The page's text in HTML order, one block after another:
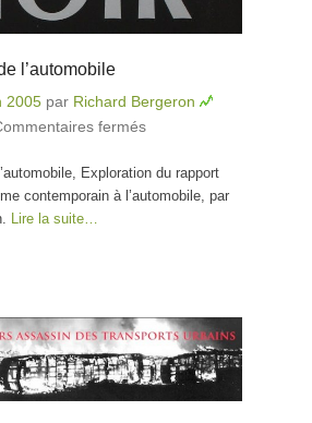
l’automobile
2005 par Richard Bergeron
fermés
Exploration du rapport
contemporain à l’automobile, par
Lire la suite…